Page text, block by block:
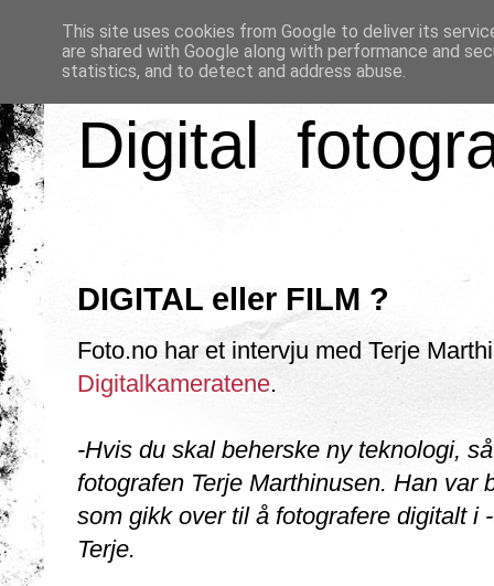
Digital
DIGITAL eller FILM ?
Foto.no har et intervju med Terje
Digitalkameratene.
-Hvis du skal beherske ny teknologi,
fotografen Terje Marthinusen. Han var
som gikk over til å fotografere digitalt i
Terje.
This site uses cookies from Google to deliver its
are shared with Google along with performance and
statistics, and to detect and address abuse.